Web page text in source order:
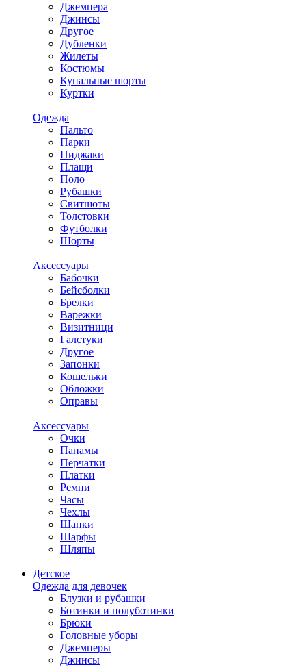
Джемпера
Джинсы
Другое
Дубленки
Жилеты
Костюмы
Купальные шорты
Куртки
Одежда
Пальто
Парки
Пиджаки
Плащи
Поло
Рубашки
Свитшоты
Толстовки
Футболки
Шорты
Аксессуары
Бабочки
Бейсболки
Брелки
Варежки
Визитници
Галстуки
Другое
Запонки
Кошельки
Обложки
Оправы
Аксессуары
Очки
Панамы
Перчатки
Платки
Ремни
Часы
Чехлы
Шапки
Шарфы
Шляпы
Детское
Одежда для девочек
Блузки и рубашки
Ботинки и полуботинки
Брюки
Головные уборы
Джемперы
Джинсы